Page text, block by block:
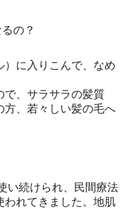
の？
）に入りこんで、なめ
で、サラサラの髪質
方、若々しい髪の毛へ
い続けられ、民間療法
われてきました。地肌